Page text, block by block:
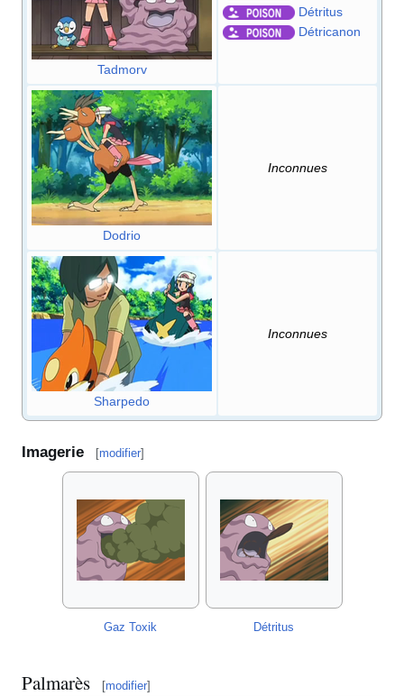
Tadmorv
Détritus
Détricanon
Dodrio
Inconnues
Sharpedo
Inconnues
Imagerie [modifier]
Gaz Toxik Détritus
Palmarès [modifier]